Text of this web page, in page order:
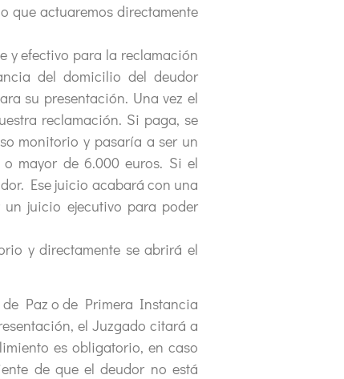
que actuaremos directamente
y efectivo para la reclamación
del domicilio del deudor
su presentación. Una vez el
reclamación. Si paga, se
monitorio y pasaría a ser un
mayor de 6.000 euros. Si el
Ese juicio acabará con una
un juicio ejecutivo para poder
y directamente se abrirá el
de Paz o de Primera Instancia
el Juzgado citará a
es obligatorio, en caso
de que el deudor no está